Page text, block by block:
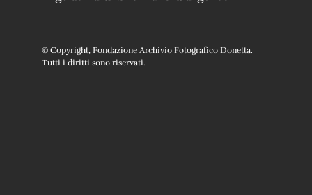
© Copyright, Fondazione Archivio Fotografico Donetta.
Tutti i diritti sono riservati.